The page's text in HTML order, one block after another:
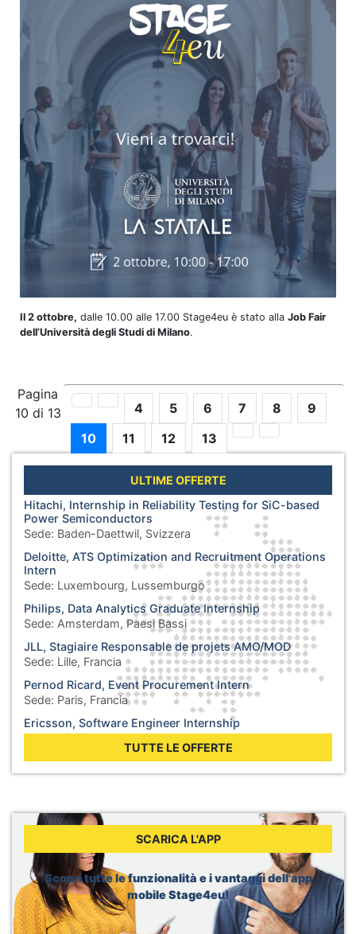
ULTIME OFFERTE
Hitachi, Internship in Reliability Testing for SiC-based
Power Semiconductors
Sede: Baden-Daettwil, Svizzera
Deloitte, ATS Optimization and Recruitment Operations
Intern
Sede: Luxembourg, Lussemburgo
Philips, Data Analytics Graduate Internship
Sede: Amsterdam, Paesi Bassi
JLL, Stagiaire Responsable de projets AMO/MOD
Sede: Lille, Francia
Pernod Ricard, Event Procurement Intern
Sede: Paris, Francia
Ericsson, Software Engineer Internship
Sede: Łódź, Polonia
General Electric, Engineering Intern
Sede: Bucharest, Romania
Sede: Barcelona, Spagna
Total, Power Trading New Ventures – Regulatory Affairs
Intern
Sede:
Genève, Svizzera
Airbus, Intern Artificial Intelligence
Sede: Donauwörth, Germania
TUTTE LE OFFERTE
SCARICA L'APP
Scopri tutte le funzionalità e i vantaggi dell'app
mobile Stage4eu!
Il 2 ottobre, dalle 10.00 alle 17.00 Stage4eu è stato alla Job Fair
dell’Università degli Studi di Milano.
Pagina
10 di 13
4 5 6 7 8
9
10
11 12 13